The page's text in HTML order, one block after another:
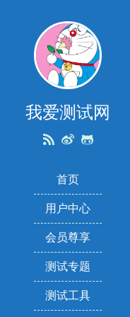
我爱测试网
首页
用户中心
会员尊享
测试专题
测试工具